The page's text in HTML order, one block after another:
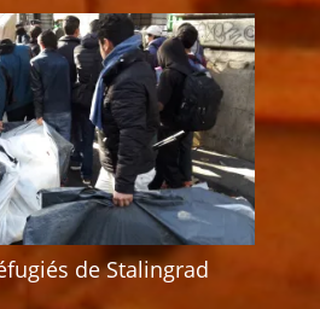
de Stalingrad